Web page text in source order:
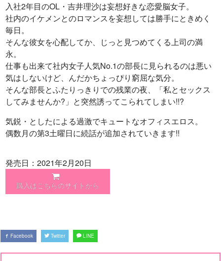
入社2年目のOL・吉井理沙は妄想好きな恋愛脳女子。
社内のイケメンとのロマンスを妄想しては勝手にときめく
毎日。
そんな彼女を心配してか、じっと見つめてくる上司の満
永。
仕事も出来て社内女子人気No.1の部長に見られるのは悪い
気はしないけど、んだかちょっぴり窮屈な気分。
そんな部長とふたりっきりでの残業の夜、「私とセックス
してみませんか?」と突然誘ってこられてしまい!!?
気鋭・としたによる過激でキュートなオフィスエロス。
偶数月の第3土曜日に続話が追加されていきます!!
発売日：2021年2月20日
購入はこちらのサイトから
Facebook Twitter LINE